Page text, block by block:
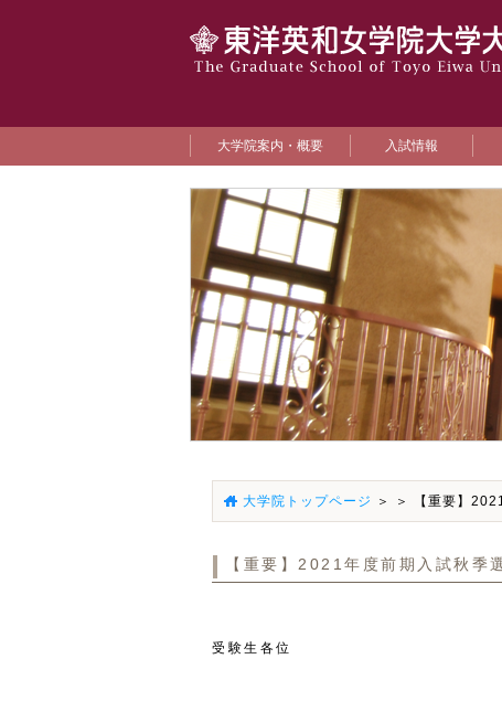
大学院案内・概要 入試情報
大学院トップページ ＞ ＞ 【重要】
【重要】2021年度前期入試秋季
受験生各位